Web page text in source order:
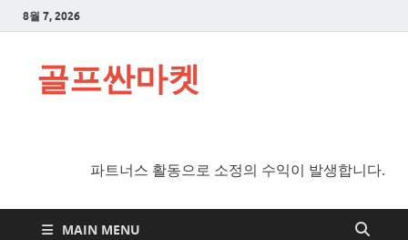
8월 7, 2026
골프싼마켓
파트너스 활동으로 소정의 수익이 발생합니다.
MAIN MENU